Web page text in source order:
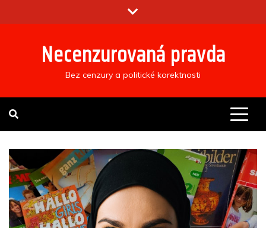
to
Necenzurovaná pravda
Bez cenzury a politické korektnosti